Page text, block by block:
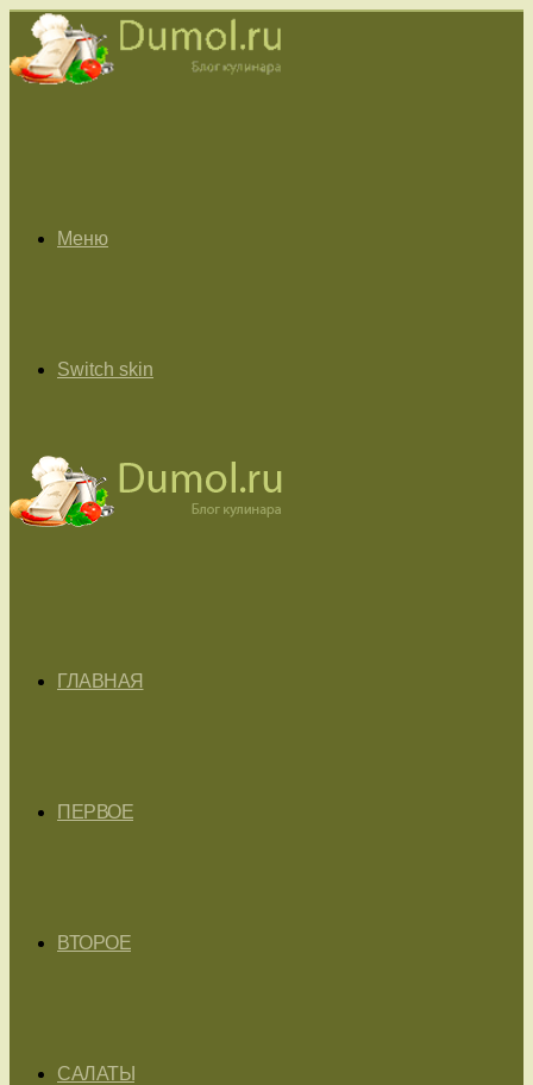
Меню
Switch skin
ГЛАВНАЯ
ПЕРВОЕ
ВТОРОЕ
САЛАТЫ